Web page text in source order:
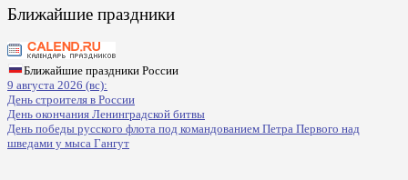
Ближайшие праздники
Ближайшие праздники России
9 августа 2026 (вс):
День строителя в России
День окончания Ленинградской битвы
День победы русского флота под командованием Петра Первого над
шведами у мыса Гангут